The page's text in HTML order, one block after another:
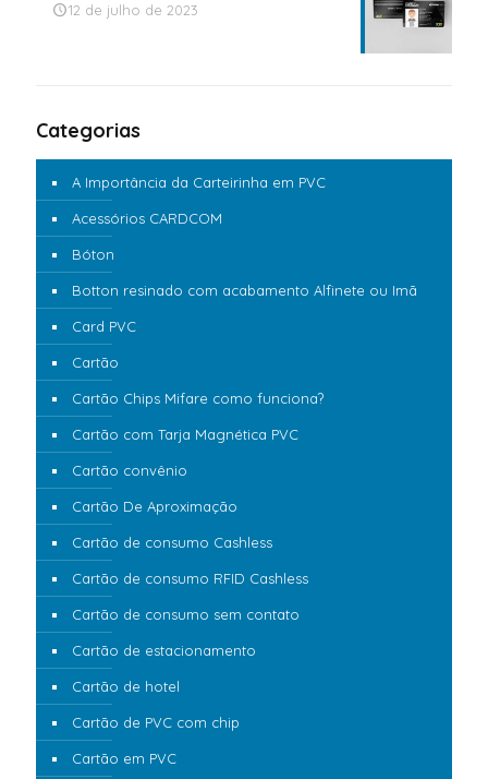
12 de julho de 2023
Categorias
A Importância da Carteirinha em PVC
Acessórios CARDCOM
Bóton
Botton resinado com acabamento Alfinete ou Imã
Card PVC
Cartão
Cartão Chips Mifare como funciona?
Cartão com Tarja Magnética PVC
Cartão convênio
Cartão De Aproximação
Cartão de consumo Cashless
Cartão de consumo RFID Cashless
Cartão de consumo sem contato
Cartão de estacionamento
Cartão de hotel
Cartão de PVC com chip
Cartão em PVC